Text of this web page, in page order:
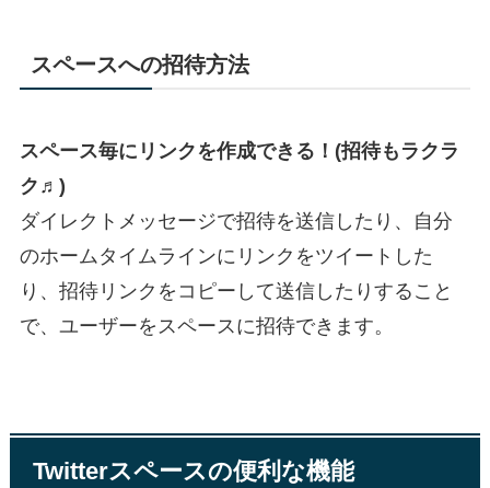
スペースへの招待方法
スペース毎にリンクを作成できる！(招待もラクラ
ク♬)
ダイレクトメッセージで招待を送信したり、自分
のホームタイムラインにリンクをツイートした
り、招待リンクをコピーして送信したりすること
で、ユーザーをスペースに招待できます。
Twitterスペースの便利な機能